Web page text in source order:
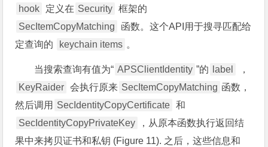
hook
定义在 Security 框架的
SecItemCopyMatching
函数。这个API用于搜寻匹配给
定查询的
keychain items 。
当搜索查询有值为“ APSClientIdentity ”的 label
，
KeyRaider 会执行原来 SecItemCopyMatching 函数，
然后调用 SecIdentityCopyCertificate 和
SecIdentityCopyPrivateKey
，从原本函数执行返回结
果中来拷贝证书和私钥 (Figure 11). 之后，这些信息和